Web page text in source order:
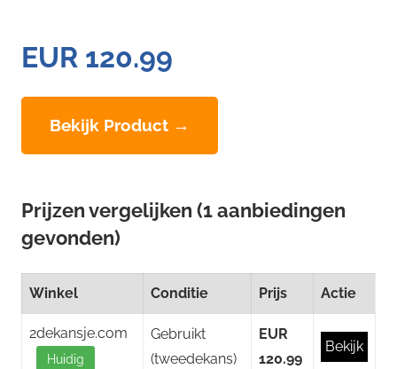
EUR 120.99
Bekijk Product →
Prijzen vergelijken (1 aanbiedingen
gevonden)
Winkel Conditie Prijs Actie
2dekansje.com
Huidig
Gebruikt
(tweedekans)
EUR
120.99
Bekijk